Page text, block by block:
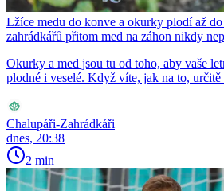
Lžíce medu do konve a okurky plodí až
zahrádkářů přitom med na záhon nikdy
Okurky a med jsou tu od toho, aby vaše
plodné i veselé. Když víte, jak na to, určitě
Chalupáři-Zahrádkáři
dnes, 20:38
2 min